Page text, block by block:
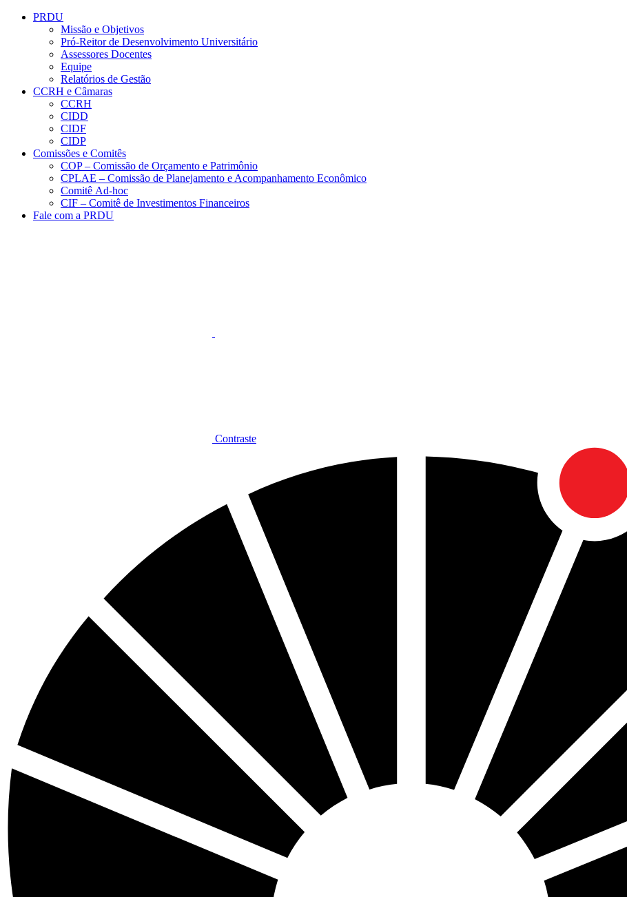
Conteúdo principal
PRDU
Missão e Objetivos
Pró-Reitor de Desenvolvimento Universitário
Assessores Docentes
Equipe
Relatórios de Gestão
CCRH e Câmaras
CCRH
CIDD
CIDF
CIDP
Comissões e Comitês
COP – Comissão de Orçamento e Patrimônio
CPLAE – Comissão de Planejamento e Acompanhamento Econômico
Comitê Ad-hoc
CIF – Comitê de Investimentos Financeiros
Fale com a PRDU
Contraste